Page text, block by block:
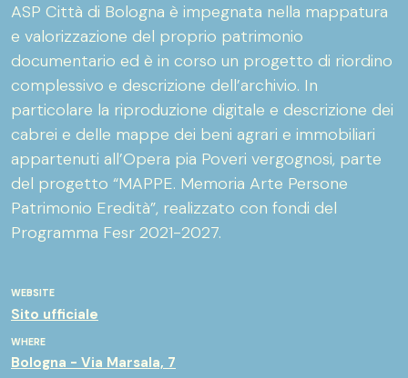
WEBSITE
Sito ufficiale
WHERE
Bologna - Via Marsala, 7
ASP Città di Bologna è impegnata nella mappatura
e valorizzazione del proprio patrimonio
documentario ed è in corso un progetto di riordino
complessivo e descrizione dell’archivio. In
particolare la riproduzione digitale e descrizione dei
cabrei e delle mappe dei beni agrari e immobiliari
appartenuti all’Opera pia Poveri vergognosi, parte
del progetto “MAPPE. Memoria Arte Persone
Patrimonio Eredità”, realizzato con fondi del
Programma Fesr 2021-2027.